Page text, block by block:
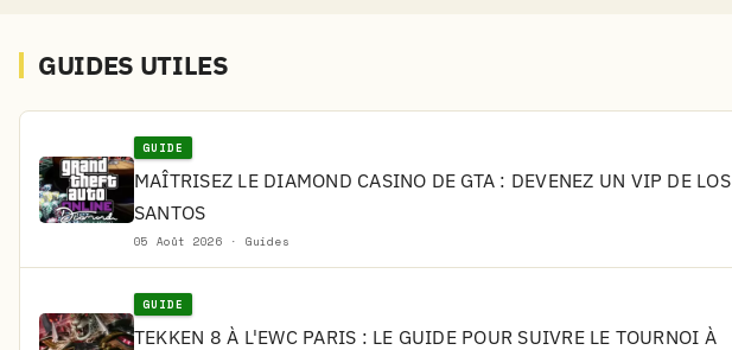
GUIDES UTILES
GUIDE
MAÎTRISEZ LE DIAMOND CASINO DE GTA : DEVENEZ UN VIP DE LOS
SANTOS
05 Août 2026 · Guides
GUIDE
TEKKEN 8 À L'EWC PARIS : LE GUIDE POUR SUIVRE LE TOURNOI À